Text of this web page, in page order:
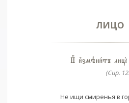
ЛИЦО
И# и3змэни1тъ лицE
(Сир.
Не ищи смиренья в